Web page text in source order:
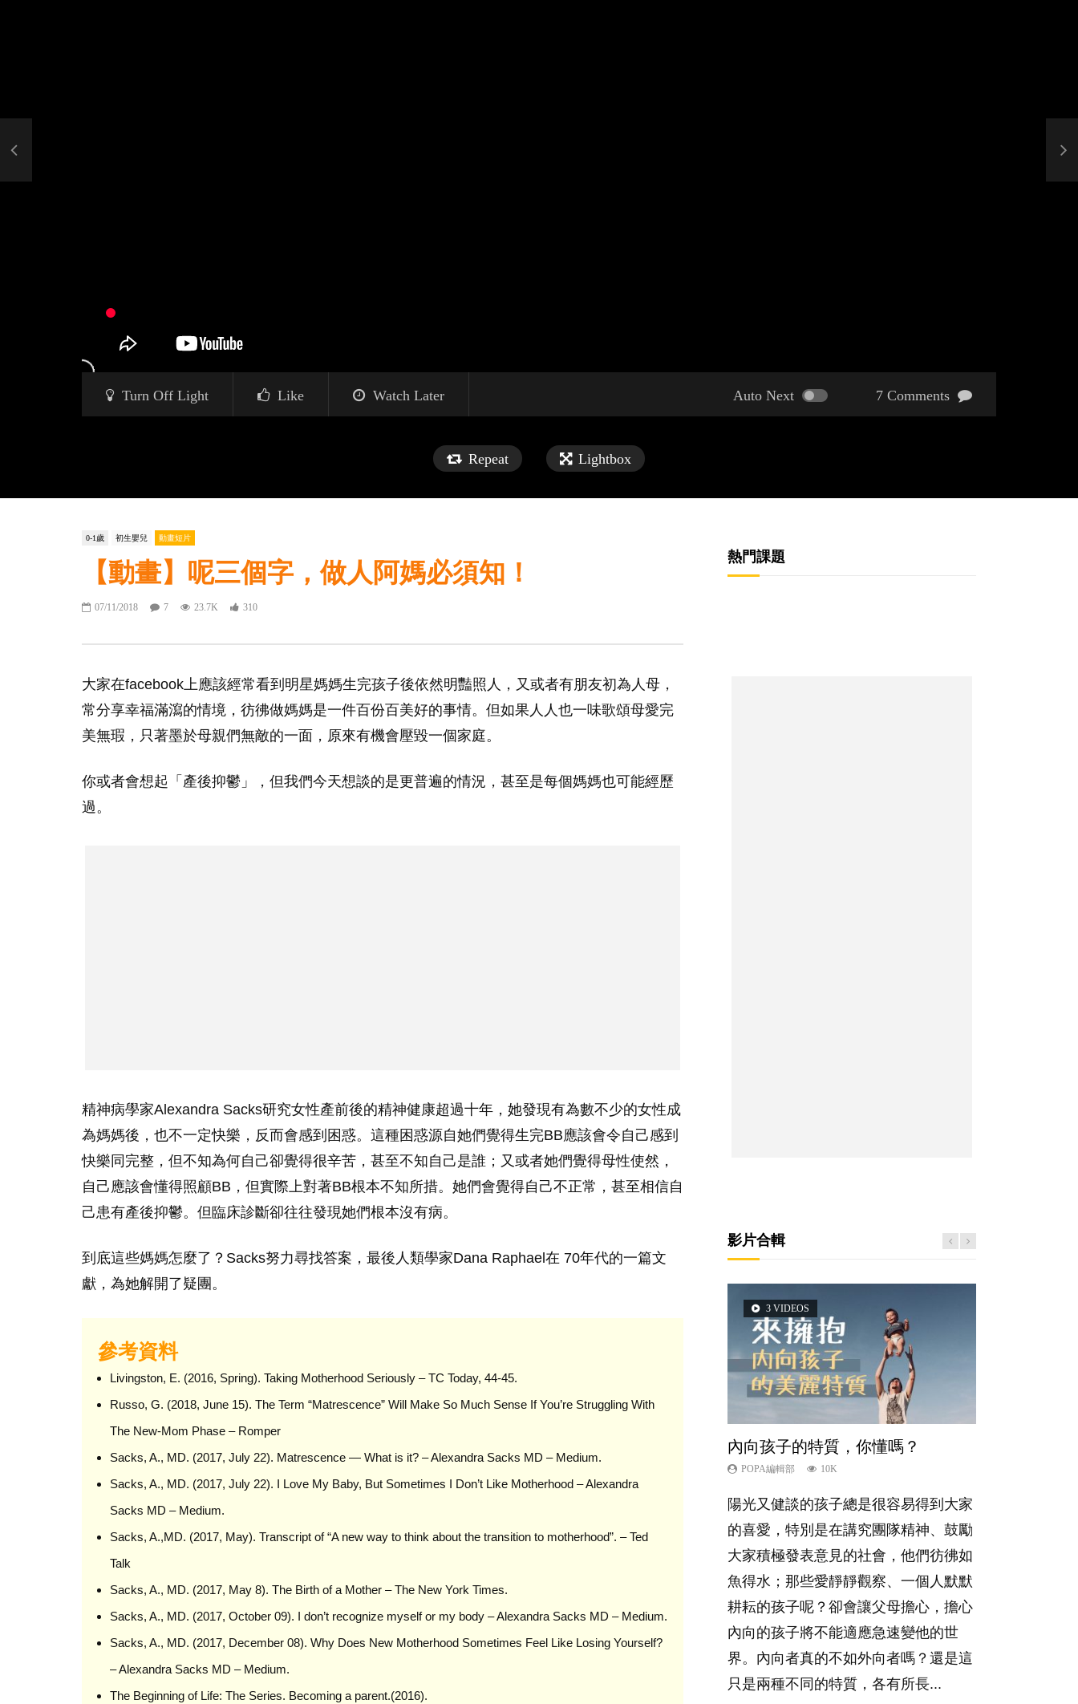
Turn Off Light Like Watch Later Auto Next 7 Comments
Repeat Lightbox
0-1歲 初生嬰兒 動畫短片
【動畫】呢三個字，做人阿媽必須知！
07/11/2018 7 23.7K 310
大家在facebook上應該經常看到明星媽媽生完孩子後依然明豔照人，又或者有朋友初為人母，
常分享幸福滿瀉的情境，彷彿做媽媽是一件百份百美好的事情。但如果人人也一味歌頌母愛完
美無瑕，只著墨於母親們無敵的一面，原來有機會壓毀一個家庭。
你或者會想起「產後抑鬱」，但我們今天想談的是更普遍的情況，甚至是每個媽媽也可能經歷
過。
精神病學家Alexandra Sacks研究女性產前後的精神健康超過十年，她發現有為數不少的女性成
為媽媽後，也不一定快樂，反而會感到困惑。這種困惑源自她們覺得生完BB應該會令自己感到
快樂同完整，但不知為何自己卻覺得很辛苦，甚至不知自己是誰；又或者她們覺得母性使然，
自己應該會懂得照顧BB，但實際上對著BB根本不知所措。她們會覺得自己不正常，甚至相信自
己患有產後抑鬱。但臨床診斷卻往往發現她們根本沒有病。
到底這些媽媽怎麼了？Sacks努力尋找答案，最後人類學家Dana Raphael在 70年代的一篇文
獻，為她解開了疑團。
參考資料
Livingston, E. (2016, Spring). Taking Motherhood Seriously – TC Today, 44-45.
Russo, G. (2018, June 15). The Term “Matrescence” Will Make So Much Sense If You’re Struggling With
The New-Mom Phase – Romper
Sacks, A., MD. (2017, July 22). Matrescence — What is it? – Alexandra Sacks MD – Medium.
Sacks, A., MD. (2017, July 22). I Love My Baby, But Sometimes I Don’t Like Motherhood – Alexandra
Sacks MD – Medium.
Sacks, A.,MD. (2017, May). Transcript of “A new way to think about the transition to motherhood”. – Ted
Talk
Sacks, A., MD. (2017, May 8). The Birth of a Mother – The New York Times.
Sacks, A., MD. (2017, October 09). I don’t recognize myself or my body – Alexandra Sacks MD – Medium.
Sacks, A., MD. (2017, December 08). Why Does New Motherhood Sometimes Feel Like Losing Yourself?
– Alexandra Sacks MD – Medium.
The Beginning of Life: The Series. Becoming a parent.(2016).
熱門課題
影片合輯
3 VIDEOS
內向孩子的特質，你懂嗎？
POPA編輯部 10K
陽光又健談的孩子總是很容易得到大家
的喜愛，特別是在講究團隊精神、鼓勵
大家積極發表意見的社會，他們彷彿如
魚得水；那些愛靜靜觀察、一個人默默
耕耘的孩子呢？卻會讓父母擔心，擔心
內向的孩子將不能適應急速變他的世
界。內向者真的不如外向者嗎？還是這
只是兩種不同的特質，各有所長...
5 VIDEOS
夫妻必看！經營婚姻，沒捷徑
POPA編輯部 22.9K
你是不是也曾經以為只要跟相愛的人結
婚，就自然能走到白頭，但生了孩子卻
發現事情不如你所料？ 經營婚姻，不
如我們想像的簡單，卻也不是大家說得
那麼難。一起來認識婚姻的真相！...
14 VIDEOS
新手父母不用怕
POPA編輯部 16.3K
相信許多人初為人父母，由懷孕開始到
孩子呱呱落地，心中都有數之不盡的問
題～這裡一次過集合我們以往製作過的
相關短片。 這段路讓我們跟你同行～...
2 VIDEOS
想孩子學好外語，點做好？
POPA編輯部 9.9K
有人話學多種語言越早開始越好，有人
卻說一時間太多語言，會令孩子感到混
淆，到底誰是誰非？聽聽專家怎樣說，
解開語言學習的迷思～...
6 VIDEOS
孩子能力天注定？
POPA編輯部 7.9K
很多父母都希望孩子係個「叻仔叻
女」，學業別太差，日常自理井井有
條。這樣的孩子是萬中無一，還是魚與
熊掌，不能兼得？...